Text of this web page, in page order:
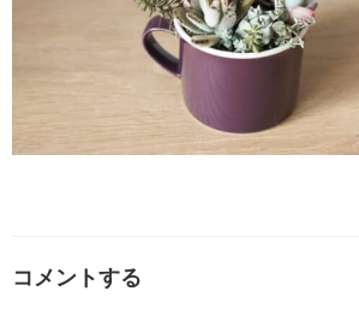
コメントする